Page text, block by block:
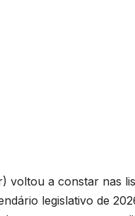
voltou a constar nas
legislativo de